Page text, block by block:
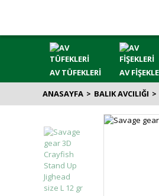
AV TÜFEKLERİ AV
ANASAYFA
BALIK AVCILIĞI